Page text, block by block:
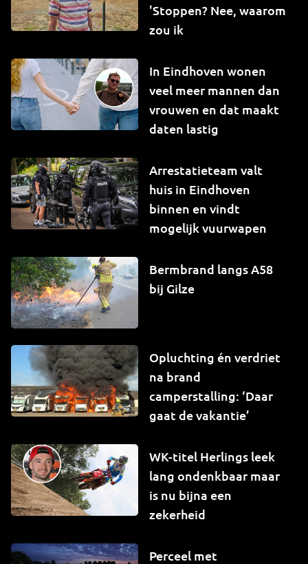
'Stoppen? Nee, waarom
zou ik
In Eindhoven wonen
veel meer mannen dan
vrouwen en dat maakt
daten lastig
Arrestatieteam valt
huis in Eindhoven
binnen en vindt
mogelijk vuurwapen
Bermbrand langs A58
bij Gilze
Opluchting én verdriet
na brand
camperstalling: ‘Daar
gaat de vakantie’
WK-titel Herlings leek
lang ondenkbaar maar
is nu bijna een
zekerheid
Perceel met